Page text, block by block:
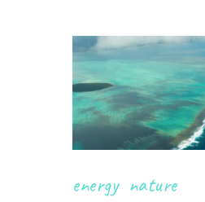
energy nature